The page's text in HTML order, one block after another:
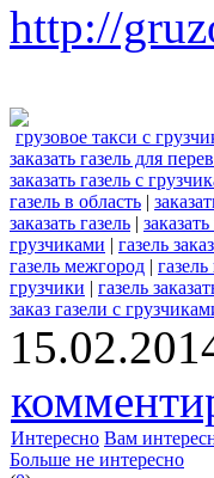
http://
грузовое такси с
заказать газель для
заказать газель с
газель в область |
заказать газель |
грузчиками | газель
газель межгород |
грузчики | газель
заказ газели с
Интересно Вам
Больше не интересно